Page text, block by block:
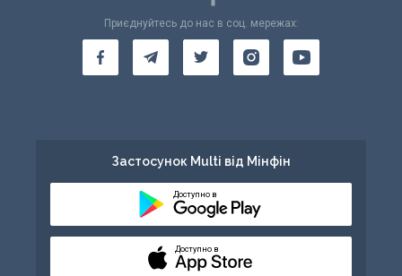
Приєднуйтесь до нас в соц. мережах:
Застосунок Multi від Мінфін
Доступно в
Доступно в